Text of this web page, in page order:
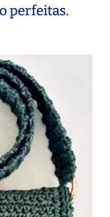
perfeitas.